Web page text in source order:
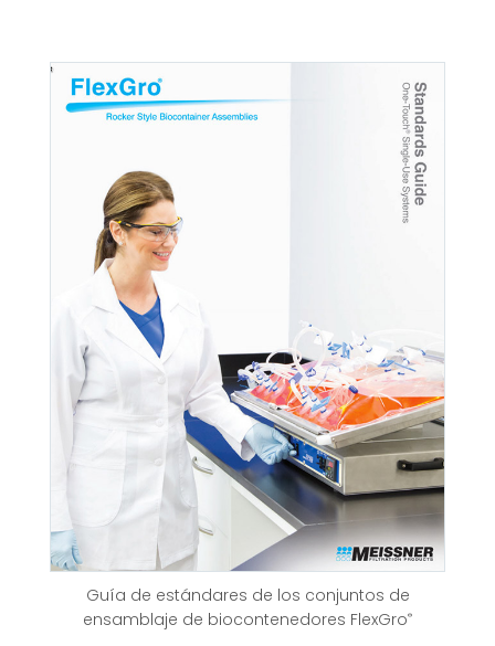
Guía de estándares de los conjuntos de
ensamblaje de biocontenedores FlexGro®